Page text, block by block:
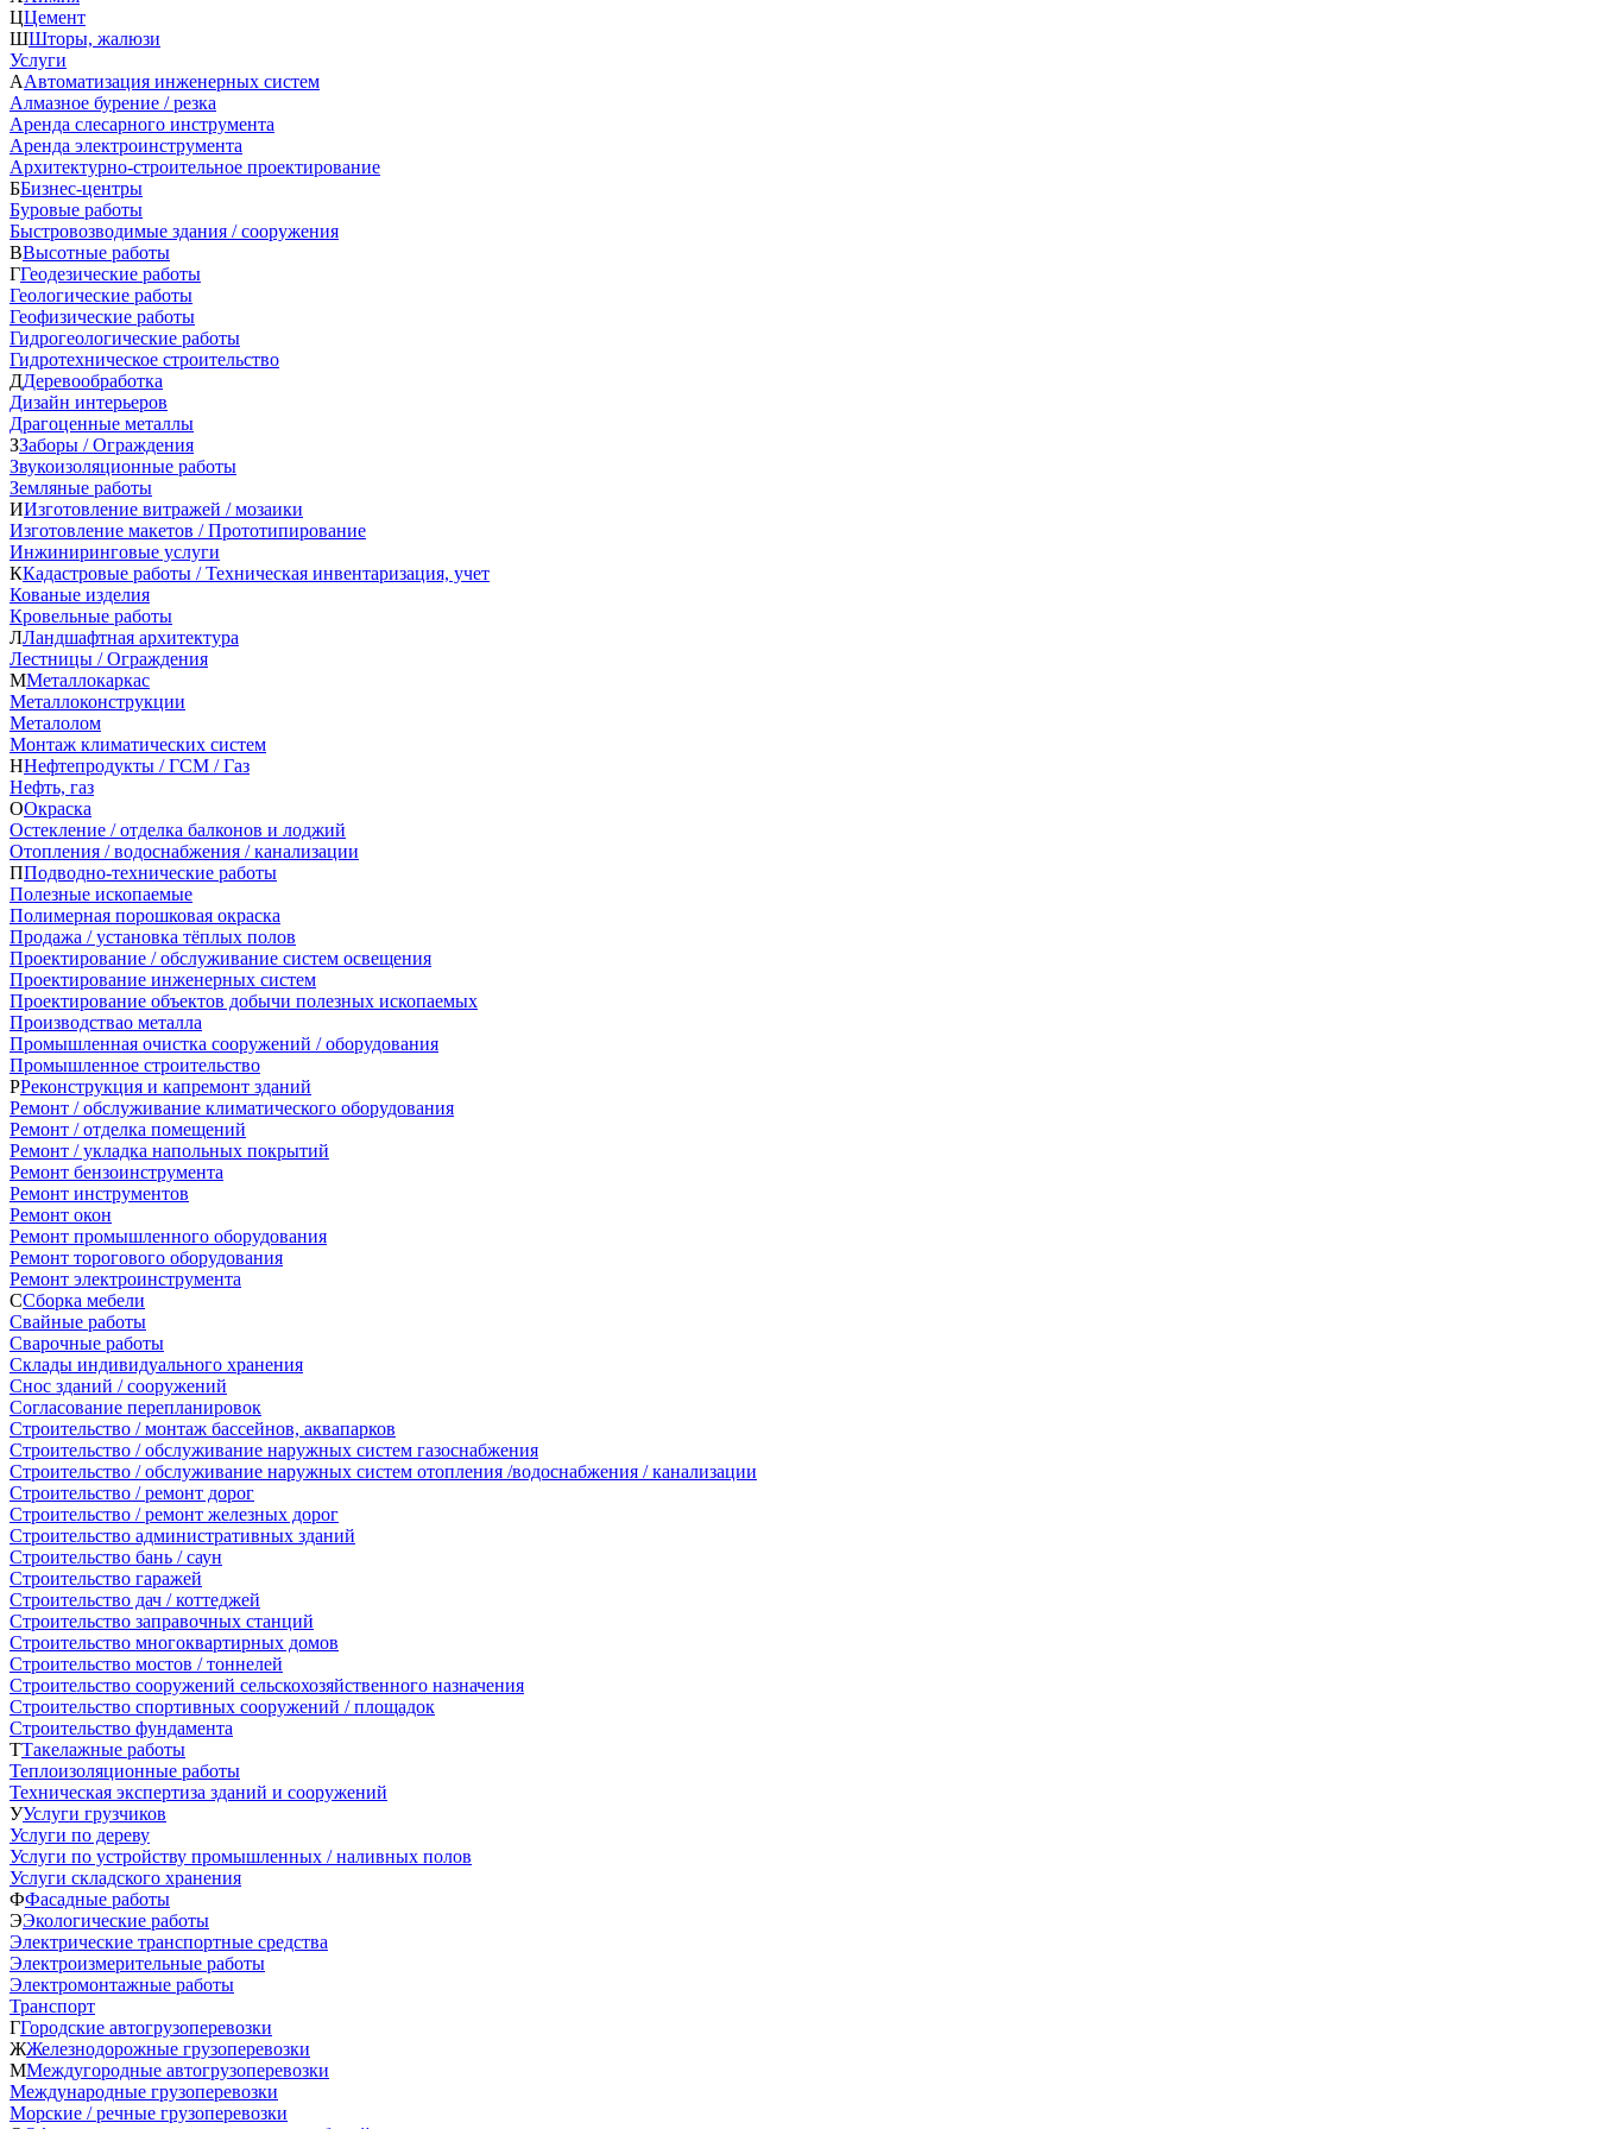
ЦЦемент
ШШторы, жалюзи
Услуги
ААвтоматизация инженерных систем
Алмазное бурение / резка
Аренда слесарного инструмента
Аренда электроинструмента
Архитектурно-строительное проектирование
ББизнес-центры
Буровые работы
Быстровозводимые здания / сооружения
ВВысотные работы
ГГеодезические работы
Геологические работы
Геофизические работы
Гидрогеологические работы
Гидротехническое строительство
ДДеревообработка
Дизайн интерьеров
Драгоценные металлы
ЗЗаборы / Ограждения
Звукоизоляционные работы
Земляные работы
ИИзготовление витражей / мозаики
Изготовление макетов / Прототипирование
Инжиниринговые услуги
ККадастровые работы / Техническая инвентаризация, учет
Кованые изделия
Кровельные работы
ЛЛандшафтная архитектура
Лестницы / Ограждения
ММеталлокаркас
Металлоконструкции
Металолом
Монтаж климатических систем
ННефтепродукты / ГСМ / Газ
Нефть, газ
ООкраска
Остекление / отделка балконов и лоджий
Отопления / водоснабжения / канализации
ППодводно-технические работы
Полезные ископаемые
Полимерная порошковая окраска
Продажа / установка тёплых полов
Проектирование / обслуживание систем освещения
Проектирование инженерных систем
Проектирование объектов добычи полезных ископаемых
Производствао металла
Промышленная очистка сооружений / оборудования
Промышленное строительство
РРеконструкция и капремонт зданий
Ремонт / обслуживание климатического оборудования
Ремонт / отделка помещений
Ремонт / укладка напольных покрытий
Ремонт бензоинструмента
Ремонт инструментов
Ремонт окон
Ремонт промышленного оборудования
Ремонт торогового оборудования
Ремонт электроинструмента
ССборка мебели
Свайные работы
Сварочные работы
Склады индивидуального хранения
Снос зданий / сооружений
Согласование перепланировок
Строительство / монтаж бассейнов, аквапарков
Строительство / обслуживание наружных систем газоснабжения
Строительство / обслуживание наружных систем отопления /водоснабжения / канализации
Строительство / ремонт дорог
Строительство / ремонт железных дорог
Строительство административных зданий
Строительство бань / саун
Строительство гаражей
Строительство дач / коттеджей
Строительство заправочных станций
Строительство многоквартирных домов
Строительство мостов / тоннелей
Строительство сооружений сельскохозяйственного назначения
Строительство спортивных сооружений / площадок
Строительство фундамента
ТТакелажные работы
Теплоизоляционные работы
Техническая экспертиза зданий и сооружений
УУслуги грузчиков
Услуги по дереву
Услуги по устройству промышленных / наливных полов
Услуги складского хранения
ФФасадные работы
ЭЭкологические работы
Электрические транспортные средства
Электроизмерительные работы
Электромонтажные работы
Транспорт
ГГородские автогрузоперевозки
ЖЖелезнодорожные грузоперевозки
ММеждугородные автогрузоперевозки
Международные грузоперевозки
Морские / речные грузоперевозки